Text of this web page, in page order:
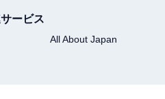
ービス
All About Japan